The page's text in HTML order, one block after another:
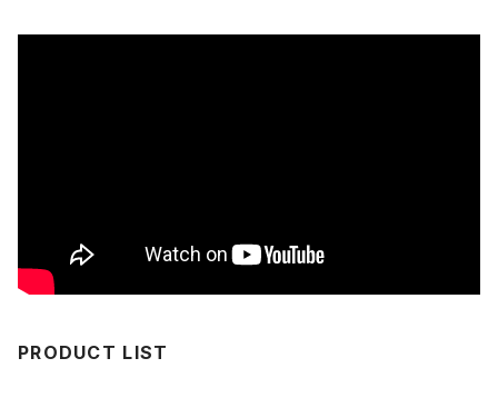
PRODUCT LIST